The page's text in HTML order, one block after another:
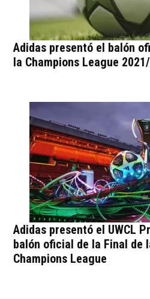
Adidas presentó el balón
la Champions League
Adidas presentó el UWCL
balón oficial de la Final de
Champions League